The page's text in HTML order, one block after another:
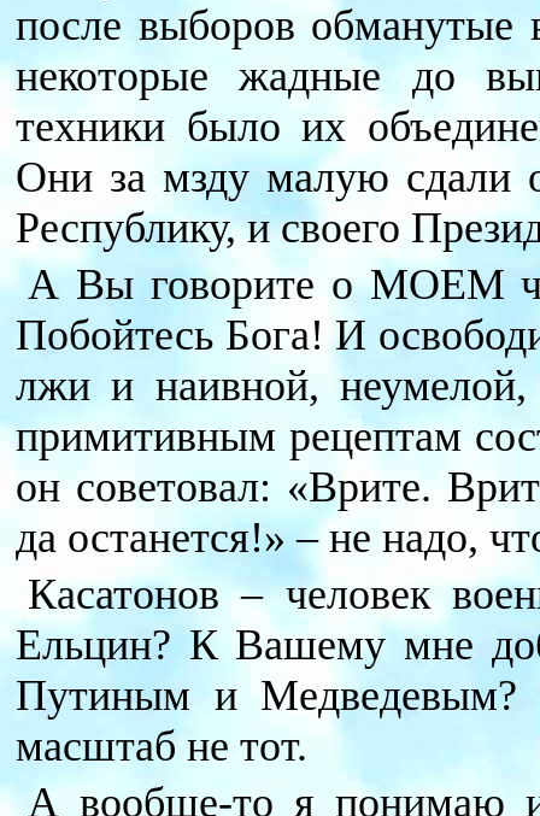
после выборов обманутые
некоторые жадные до
техники было их
Они за мзду малую сдали
Республику, и своего
А Вы говорите о МОЕМ
Побойтесь Бога! И
лжи и наивной, неумелой,
примитивным рецептам
он советовал: «Врите.
да останется!» – не надо,
Касатонов – человек
Ельцин? К Вашему мне
Путиным и
масштаб не тот.
А вообще-то я понимаю